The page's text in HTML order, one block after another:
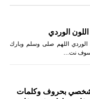
الوردي
الوردي اللهم صلى وسلم وبارك
سوف نت…
بحروف وكلمات